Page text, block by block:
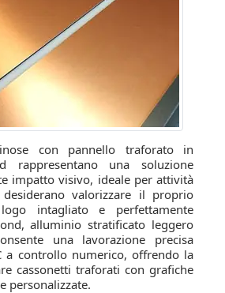
con pannello traforato in
rappresentano una soluzione
impatto visivo, ideale per attività
valorizzare il proprio
intagliato e perfettamente
alluminio stratificato leggero
una lavorazione precisa
a controllo numerico, offrendo la
cassonetti traforati con grafiche
personalizzate.